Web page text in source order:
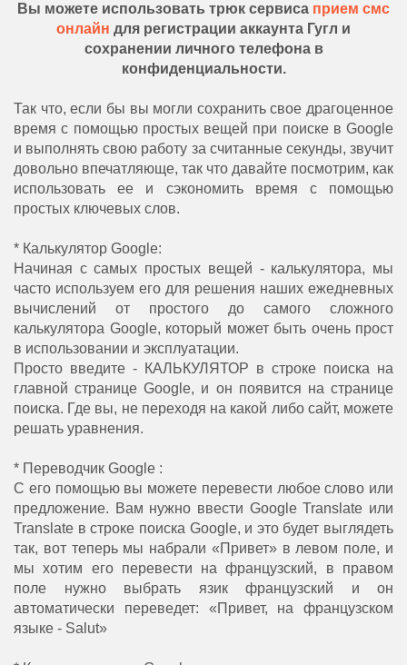
Вы можете использовать трюк сервиса прием смс
онлайн для регистрации аккаунта Гугл и
сохранении личного телефона в
конфиденциальности.
Так что, если бы вы могли сохранить свое драгоценное
время с помощью простых вещей при поиске в Google
и выполнять свою работу за считанные секунды, звучит
довольно впечатляюще, так что давайте посмотрим, как
использовать ее и сэкономить время с помощью
простых ключевых слов.
* Калькулятор Google:
Начиная с самых простых вещей - калькулятора, мы
часто используем его для решения наших ежедневных
вычислений от простого до самого сложного
калькулятора Google, который может быть очень прост
в использовании и эксплуатации.
Просто введите - КАЛЬКУЛЯТОР в строке поиска на
главной странице Google, и он появится на странице
поиска. Где вы, не переходя на какой либо сайт, можете
решать уравнения.
* Переводчик Google :
С его помощью вы можете перевести любое слово или
предложение. Вам нужно ввести Google Translate или
Translate в строке поиска Google, и это будет выглядеть
так, вот теперь мы набрали «Привет» в левом поле, и
мы хотим его перевести на французский, в правом
поле нужно выбрать язик французский и он
автоматически переведет: «Привет, на французском
языке - Salut»